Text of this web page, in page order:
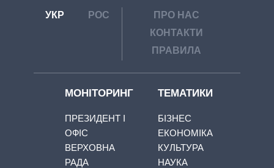
УКР РОС
ПРО НАС
КОНТАКТИ
ПРАВИЛА
МОНІТОРИНГ
ПРЕЗИДЕНТ І
ОФІС
ВЕРХОВНА
РАДА
ТЕМАТИКИ
БІЗНЕС
ЕКОНОМІКА
КУЛЬТУРА
НАУКА